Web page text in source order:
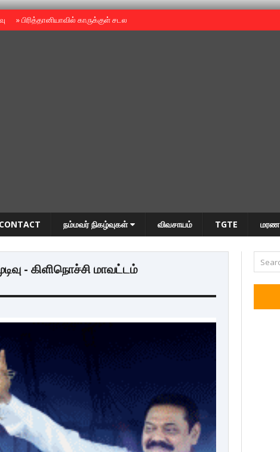
»பிரித்தானியாவில் காருக்குள் சடலம் -தமிழருடையதா ?
CONTACT நம்மவர் நிகழ்வுகள் விவசாயம் TGTE மரண
- கிளிநொச்சி மாவட்டம்